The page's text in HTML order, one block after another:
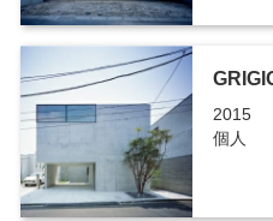
2015
個人